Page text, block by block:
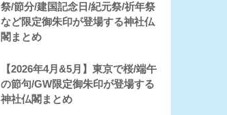
祭/節分/建国記念日/紀元祭/祈年祭
など限定御朱印が登場する神社仏
閣まとめ
【2026年4月&5月】東京で桜/端午
の節句/GW限定御朱印が登場する
神社仏閣まとめ